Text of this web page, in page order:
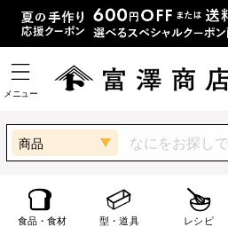
メニュー
商品
食品・食材 型・道具 レシピ